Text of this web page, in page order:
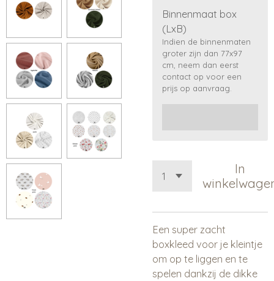
Binnenmaat box
(LxB)
Indien de binnenmaten
groter zijn dan 77x97
cm, neem dan eerst
contact op voor een
prijs op aanvraag.
In
Een super zacht
boxkleed voor je kleintje
om op te liggen en te
spelen dankzij de dikke